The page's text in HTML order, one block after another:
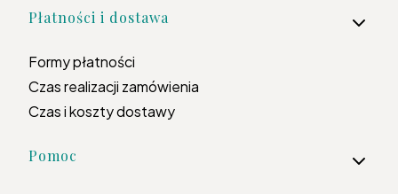
Płatności i dostawa
Formy płatności
Czas realizacji zamówienia
Czas i koszty dostawy
Pomoc